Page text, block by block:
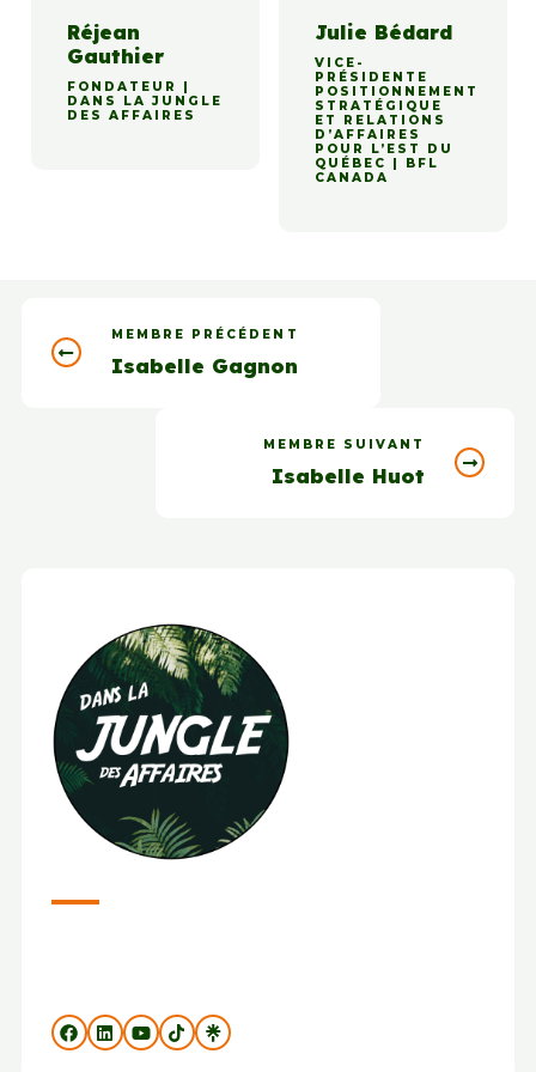
Réjean
Gauthier
FONDATEUR |
DANS LA JUNGLE
DES AFFAIRES
Julie Bédard
VICE-
PRÉSIDENTE
POSITIONNEMENT
STRATÉGIQUE
ET RELATIONS
D’AFFAIRES
POUR L’EST DU
QUÉBEC | BFL
CANADA
MEMBRE PRÉCÉDENT
Isabelle Gagnon
MEMBRE SUIVANT
Isabelle Huot